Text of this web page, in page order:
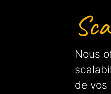
Nous
de vos